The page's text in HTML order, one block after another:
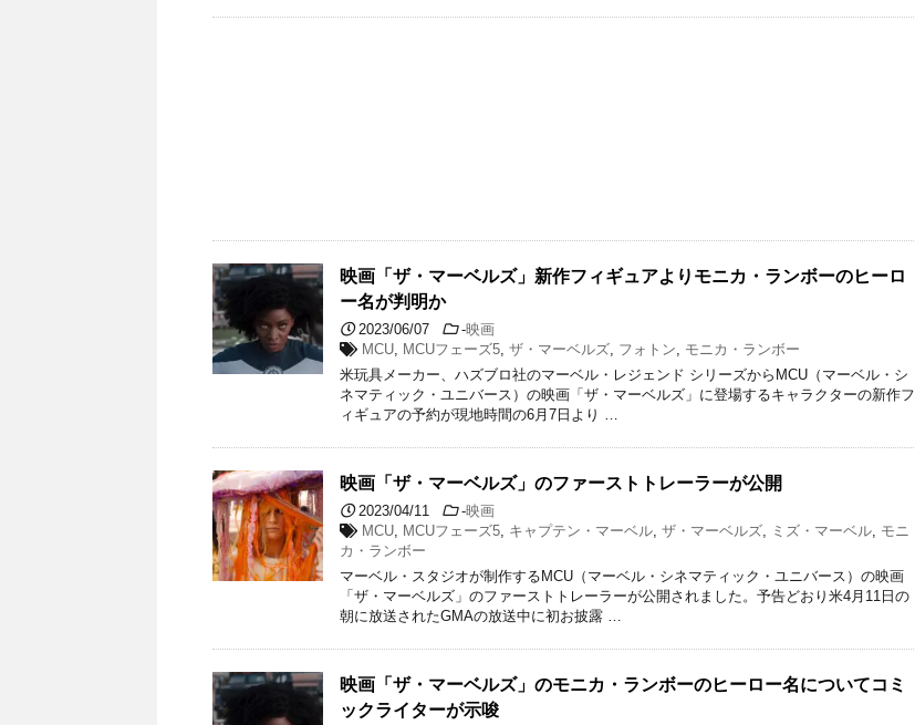
映画「ザ・マーベルズ」新作フィギュアよりモニカ・ランボーのヒーロ
ー名が判明か
2023/06/07 -映画
MCU
MCUフェーズ5 ,ザ・マーベルズ フォトン
モニカ・ランボー
米玩具メーカー、ハズブロ社のマーベル・レジェンド シリーズからMCU（マーベル・シ
ネマティック・ユニバース）の映画「ザ・マーベルズ」に登場するキャラクターの新作フ
ィギュアの予約が現地時間の6月7日より …
映画「ザ・マーベルズ」のファーストトレーラーが公開
2023/04/11 -映画
MCU
MCUフェーズ5 キャプテン・マーベル ,ザ・マーベルズ ミズ・マーベル
モニ
カ・ランボー
マーベル・スタジオが制作するMCU（マーベル・シネマティック・ユニバース）の映画
「ザ・マーベルズ」のファーストトレーラーが公開されました。予告どおり米4月11日の
朝に放送されたGMAの放送中に初お披露 …
映画「ザ・マーベルズ」のモニカ・ランボーのヒーロー名についてコミ
ックライターが示唆